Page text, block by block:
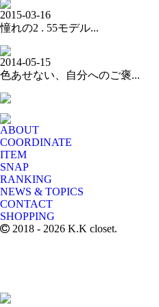
2015-03-16
憧れの2 . 55モデル...
2014-05-15
色あせない、自分へのご褒...
ABOUT
COORDINATE
ITEM
SNAP
RANKING
NEWS & TOPICS
CONTACT
SHOPPING
2018 - 2026 K.K closet.